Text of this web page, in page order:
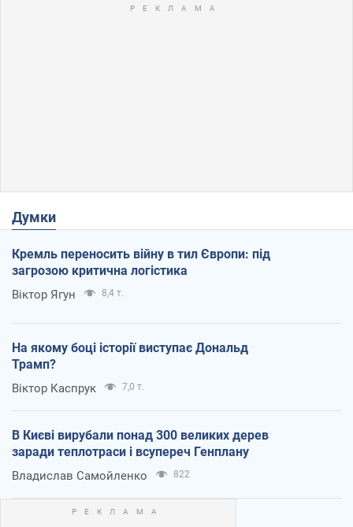
Думки
Кремль переносить війну в тил Європи: під
загрозою критична логістика
Віктор Ягун 8,4 т.
На якому боці історії виступає Дональд
Трамп?
Віктор Каспрук 7,0 т.
В Києві вирубали понад 300 великих дерев
заради теплотраси і всупереч Генплану
Владислав Самойленко 822